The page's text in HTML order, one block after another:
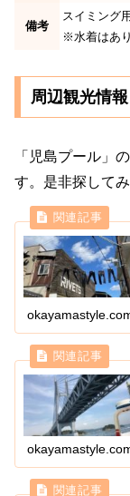
備考
スイミング
※水着はあ
周辺観光情
「児島プール」
す。是非探して